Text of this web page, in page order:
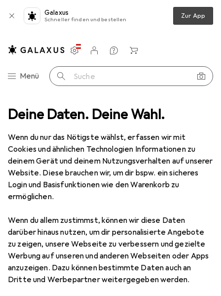
Deine Daten. Deine Wahl.
Wenn du nur das Nötigste wählst, erfassen wir mit
Cookies und ähnlichen Technologien Informationen zu
deinem Gerät und deinem Nutzungsverhalten auf unserer
Website. Diese brauchen wir, um dir bspw. ein sicheres
Login und Basisfunktionen wie den Warenkorb zu
ermöglichen.
Wenn du allem zustimmst, können wir diese Daten
darüber hinaus nutzen, um dir personalisierte Angebote
zu zeigen, unsere Webseite zu verbessern und gezielte
Werbung auf unseren und anderen Webseiten oder Apps
anzuzeigen. Dazu können bestimmte Daten auch an
Dritte und Werbepartner weitergegeben werden.
Galaxus
Schneller finden und bestellen Zur App
Navigation nach Kategorien
Menü Suche
Einstellungen
Kundenkonto
Vergleichslisten
Merklisten
Warenkorb
Haarstyling Haarfarbe Wella Koleston Vibrant Reds
23 Bilder
MENGENRABATT
Wella Koleston Vibrant Reds
Hellblond Intensiv Rot Gold
Preis in EUR inkl. MwSt.
EUR
10,66
Bewertungen Marke